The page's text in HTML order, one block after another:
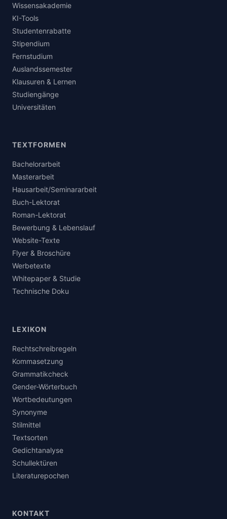
Wissensakademie
KI-Tools
Studentenrabatte
Stipendium
Fernstudium
Auslandssemester
Klausuren & Lernen
Studiengänge
Universitäten
TEXTFORMEN
Bachelorarbeit
Masterarbeit
Hausarbeit/Seminararbeit
Buch-Lektorat
Roman-Lektorat
Bewerbung & Lebenslauf
Website-Texte
Flyer & Broschüre
Werbetexte
Whitepaper & Studie
Technische Doku
LEXIKON
Rechtschreibregeln
Kommasetzung
Grammatikcheck
Gender-Wörterbuch
Wortbedeutungen
Synonyme
Stilmittel
Textsorten
Gedichtanalyse
Schullektüren
Literaturepochen
KONTAKT